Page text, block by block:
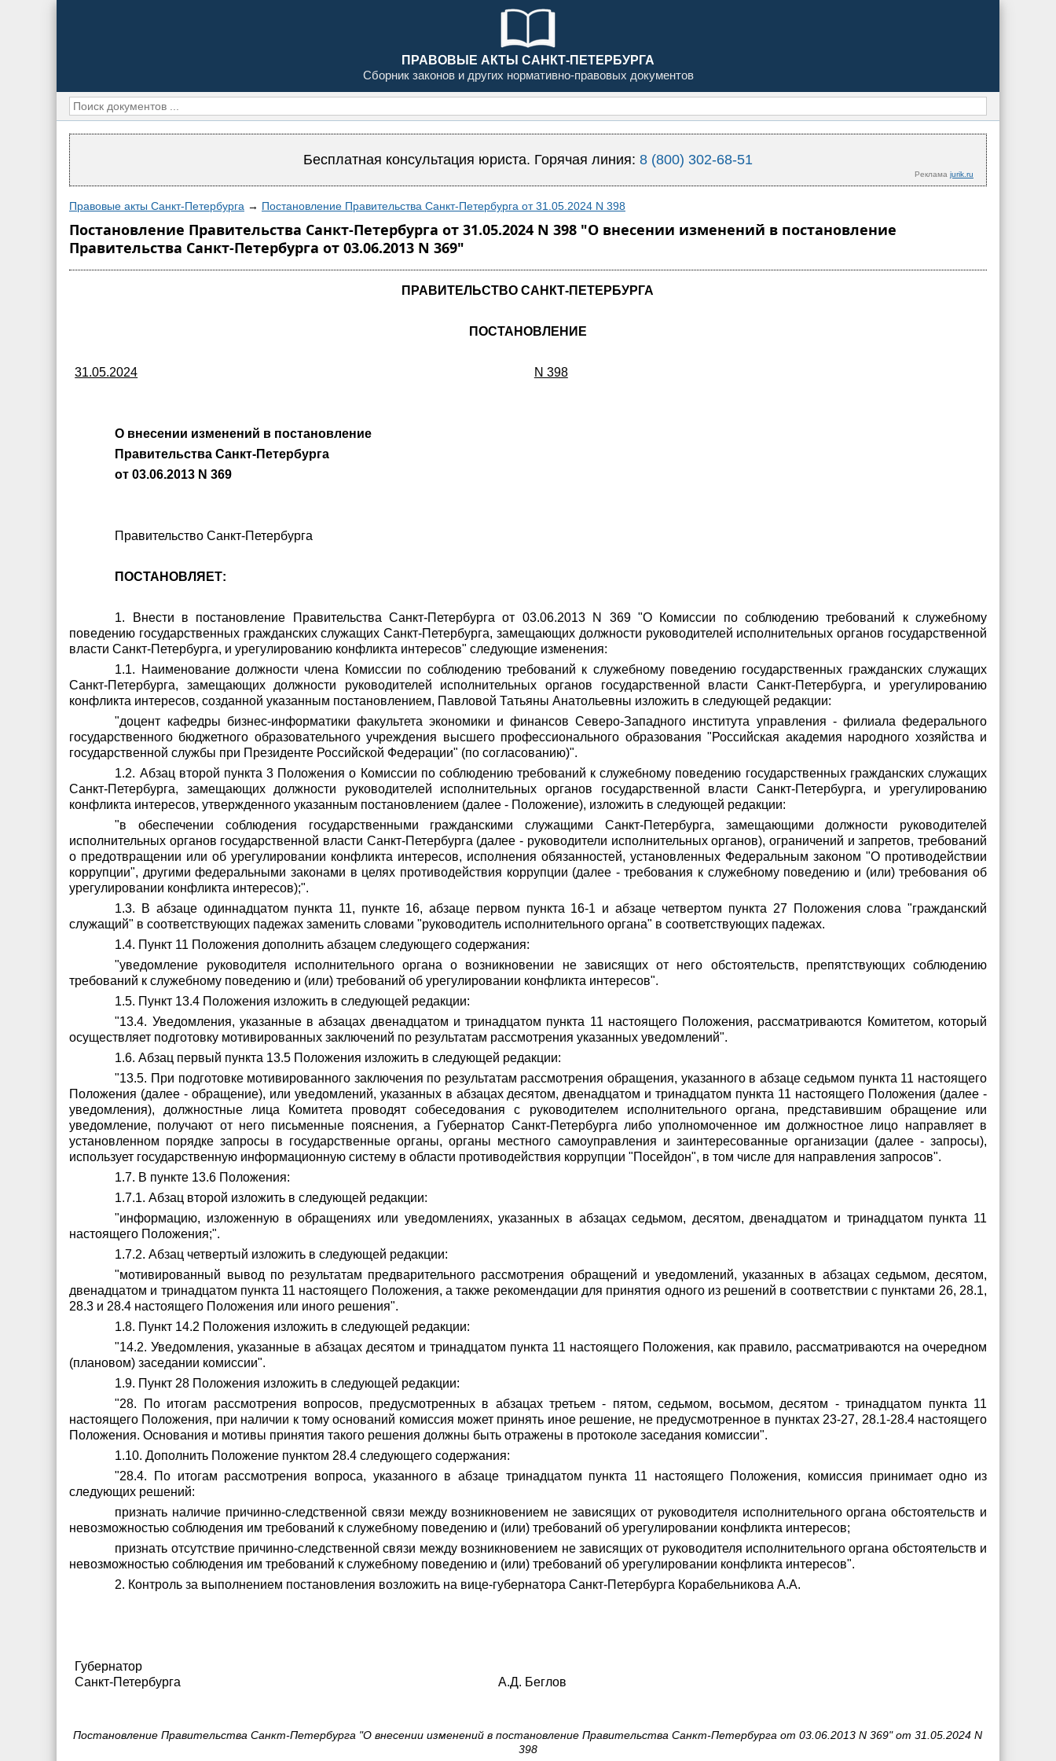
ПРАВОВЫЕ АКТЫ САНКТ-ПЕТЕРБУРГА
Сборник законов и других нормативно-правовых документов
Бесплатная консультация юриста. Горячая линия: 8 (800) 302-68-51
Реклама jurik.ru
Правовые акты Санкт-Петербурга → Постановление Правительства Санкт-Петербурга от 31.05.2024 N 398
Постановление Правительства Санкт-Петербурга от 31.05.2024 N 398 "О внесении изменений в постановление
Правительства Санкт-Петербурга от 03.06.2013 N 369"
ПРАВИТЕЛЬСТВО САНКТ-ПЕТЕРБУРГА
ПОСТАНОВЛЕНИЕ
31.05.2024 N 398
О внесении изменений в постановление
Правительства Санкт-Петербурга
от 03.06.2013 N 369
Правительство Санкт-Петербурга
ПОСТАНОВЛЯЕТ:
1. Внести в постановление Правительства Санкт-Петербурга от 03.06.2013 N 369 "О Комиссии по соблюдению требований к служебному
поведению государственных гражданских служащих Санкт-Петербурга, замещающих должности руководителей исполнительных органов государственной
власти Санкт-Петербурга, и урегулированию конфликта интересов" следующие изменения:
1.1. Наименование должности члена Комиссии по соблюдению требований к служебному поведению государственных гражданских служащих
Санкт-Петербурга, замещающих должности руководителей исполнительных органов государственной власти Санкт-Петербурга, и урегулированию
конфликта интересов, созданной указанным постановлением, Павловой Татьяны Анатольевны изложить в следующей редакции:
"доцент кафедры бизнес-информатики факультета экономики и финансов Северо-Западного института управления - филиала федерального
государственного бюджетного образовательного учреждения высшего профессионального образования "Российская академия народного хозяйства и
государственной службы при Президенте Российской Федерации" (по согласованию)".
1.2. Абзац второй пункта 3 Положения о Комиссии по соблюдению требований к служебному поведению государственных гражданских служащих
Санкт-Петербурга, замещающих должности руководителей исполнительных органов государственной власти Санкт-Петербурга, и урегулированию
конфликта интересов, утвержденного указанным постановлением (далее - Положение), изложить в следующей редакции:
"в обеспечении соблюдения государственными гражданскими служащими Санкт-Петербурга, замещающими должности руководителей
исполнительных органов государственной власти Санкт-Петербурга (далее - руководители исполнительных органов), ограничений и запретов, требований
о предотвращении или об урегулировании конфликта интересов, исполнения обязанностей, установленных Федеральным законом "О противодействии
коррупции", другими федеральными законами в целях противодействия коррупции (далее - требования к служебному поведению и (или) требования об
урегулировании конфликта интересов);".
1.3. В абзаце одиннадцатом пункта 11, пункте 16, абзаце первом пункта 16-1 и абзаце четвертом пункта 27 Положения слова "гражданский
служащий" в соответствующих падежах заменить словами "руководитель исполнительного органа" в соответствующих падежах.
1.4. Пункт 11 Положения дополнить абзацем следующего содержания:
"уведомление руководителя исполнительного органа о возникновении не зависящих от него обстоятельств, препятствующих соблюдению
требований к служебному поведению и (или) требований об урегулировании конфликта интересов".
1.5. Пункт 13.4 Положения изложить в следующей редакции:
"13.4. Уведомления, указанные в абзацах двенадцатом и тринадцатом пункта 11 настоящего Положения, рассматриваются Комитетом, который
осуществляет подготовку мотивированных заключений по результатам рассмотрения указанных уведомлений".
1.6. Абзац первый пункта 13.5 Положения изложить в следующей редакции:
"13.5. При подготовке мотивированного заключения по результатам рассмотрения обращения, указанного в абзаце седьмом пункта 11 настоящего
Положения (далее - обращение), или уведомлений, указанных в абзацах десятом, двенадцатом и тринадцатом пункта 11 настоящего Положения (далее -
уведомления), должностные лица Комитета проводят собеседования с руководителем исполнительного органа, представившим обращение или
уведомление, получают от него письменные пояснения, а Губернатор Санкт-Петербурга либо уполномоченное им должностное лицо направляет в
установленном порядке запросы в государственные органы, органы местного самоуправления и заинтересованные организации (далее - запросы),
использует государственную информационную систему в области противодействия коррупции "Посейдон", в том числе для направления запросов".
1.7. В пункте 13.6 Положения:
1.7.1. Абзац второй изложить в следующей редакции:
"информацию, изложенную в обращениях или уведомлениях, указанных в абзацах седьмом, десятом, двенадцатом и тринадцатом пункта 11
настоящего Положения;".
1.7.2. Абзац четвертый изложить в следующей редакции:
"мотивированный вывод по результатам предварительного рассмотрения обращений и уведомлений, указанных в абзацах седьмом, десятом,
двенадцатом и тринадцатом пункта 11 настоящего Положения, а также рекомендации для принятия одного из решений в соответствии с пунктами 26, 28.1,
28.3 и 28.4 настоящего Положения или иного решения".
1.8. Пункт 14.2 Положения изложить в следующей редакции:
"14.2. Уведомления, указанные в абзацах десятом и тринадцатом пункта 11 настоящего Положения, как правило, рассматриваются на очередном
(плановом) заседании комиссии".
1.9. Пункт 28 Положения изложить в следующей редакции:
"28. По итогам рассмотрения вопросов, предусмотренных в абзацах третьем - пятом, седьмом, восьмом, десятом - тринадцатом пункта 11
настоящего Положения, при наличии к тому оснований комиссия может принять иное решение, не предусмотренное в пунктах 23-27, 28.1-28.4 настоящего
Положения. Основания и мотивы принятия такого решения должны быть отражены в протоколе заседания комиссии".
1.10. Дополнить Положение пунктом 28.4 следующего содержания:
"28.4. По итогам рассмотрения вопроса, указанного в абзаце тринадцатом пункта 11 настоящего Положения, комиссия принимает одно из
следующих решений:
признать наличие причинно-следственной связи между возникновением не зависящих от руководителя исполнительного органа обстоятельств и
невозможностью соблюдения им требований к служебному поведению и (или) требований об урегулировании конфликта интересов;
признать отсутствие причинно-следственной связи между возникновением не зависящих от руководителя исполнительного органа обстоятельств и
невозможностью соблюдения им требований к служебному поведению и (или) требований об урегулировании конфликта интересов".
2. Контроль за выполнением постановления возложить на вице-губернатора Санкт-Петербурга Корабельникова А.А.
Губернатор
Санкт-Петербурга
А.Д. Беглов
Постановление Правительства Санкт-Петербурга "О внесении изменений в постановление Правительства Санкт-Петербурга от 03.06.2013 N 369" от 31.05.2024 N
398